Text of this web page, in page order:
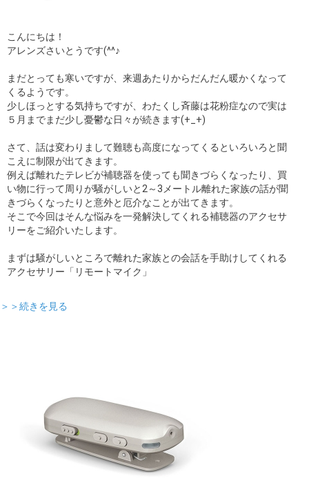
こんにちは！
アレンズさいとうです(^^♪
まだとっても寒いですが、来週あたりからだんだん暖かくなって
くるようです。
少しほっとする気持ちですが、わたくし斉藤は花粉症なので実は
５月までまだ少し憂鬱な日々が続きます(+_+)
さて、話は変わりまして難聴も高度になってくるといろいろと聞
こえに制限が出てきます。
例えば離れたテレビが補聴器を使っても聞きづらくなったり、買
い物に行って周りが騒がしいと2～3メートル離れた家族の話が聞
きづらくなったりと意外と厄介なことが出てきます。
そこで今回はそんな悩みを一発解決してくれる補聴器のアクセサ
リーをご紹介いたします。
まずは騒がしいところで離れた家族との会話を手助けしてくれる
アクセサリー「リモートマイク」
＞＞続きを見る